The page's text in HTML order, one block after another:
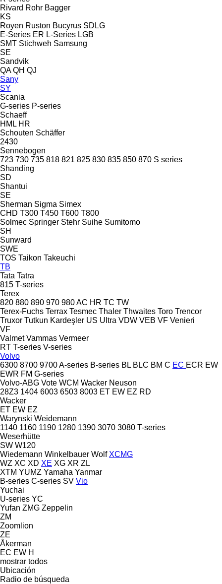
Rivard Rohr Bagger
KS
Royen Ruston Bucyrus SDLG
E-Series ER L-Series LGB
SMT Stichweh Samsung
SE
Sandvik
QA QH QJ
Sany
SY
Scania
G-series P-series
Schaeff
HML HR
Schouten Schäffer
2430
Sennebogen
723 730 735 818 821 825 830 835 850 870 S series
Shanding
SD
Shantui
SE
Sherman Sigma Simex
CHD T300 T450 T600 T800
Solmec Springer Stehr Suihe Sumitomo
SH
Sunward
SWE
TOS Taikon Takeuchi
TB
Tata Tatra
815 T-series
Terex
820 880 890 970 980AC HR TC TW
Terex-Fuchs Terrax Tesmec Thaler Thwaites Toro Trencor
Truxor Tutkun Kardeşler US Ultra VDW VEB VF Venieri
VF
Valmet Vammas Vermeer
RT T-series V-series
Volvo
6300 8700 9700A-series B-series BL BLC BM C EC ECR EW
EWR FM G-series
Volvo-ABG Vote WCM Wacker Neuson
28Z3 1404 6003 6503 8003 ET EW EZ RD
Wacker
ET EW EZ
Warynski Weidemann
1140 1160 1190 1280 1390 3070 3080 T-series
Weserhütte
SW W120
Wiedemann Winkelbauer Wolf XCMG
WZ XC XD XE XG XR ZL
XTM YUMZ Yamaha Yanmar
B-series C-series SV Vio
Yuchai
U-series YC
Yufan ZMG Zeppelin
ZM
Zoomlion
ZE
Åkerman
EC EW H
mostrar todos
Ubicación
Radio de búsqueda